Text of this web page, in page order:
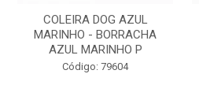
COLEIRA DOG AZUL
MARINHO - BORRACHA
AZUL MARINHO P
Código: 79604